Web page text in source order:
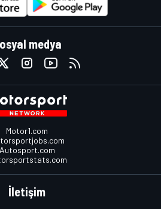
medya
Motor1.com
Autosport.com
İletişim